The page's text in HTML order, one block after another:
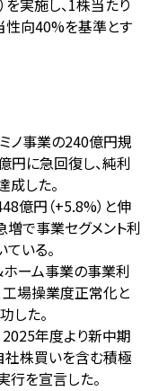
実施し、1株当たり
向40%を基準とす
ノ事業の240億円規
に急回復し、純利
した。
億円（+5.8%）と伸
で事業セグメント利
いる。
ーム事業の事業利
場操業度正常化と
した。
2025年度より新中期
社株買いを含む積極
を宣言した。